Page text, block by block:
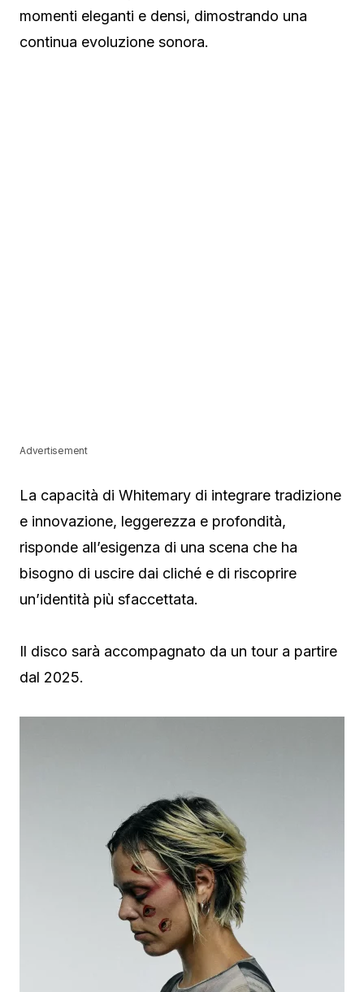
momenti eleganti e densi, dimostrando una
continua evoluzione sonora.
Advertisement
La capacità di Whitemary di integrare tradizione
e innovazione, leggerezza e profondità,
risponde all’esigenza di una scena che ha
bisogno di uscire dai cliché e di riscoprire
un’identità più sfaccettata.
Il disco sarà accompagnato da un tour a partire
dal 2025.